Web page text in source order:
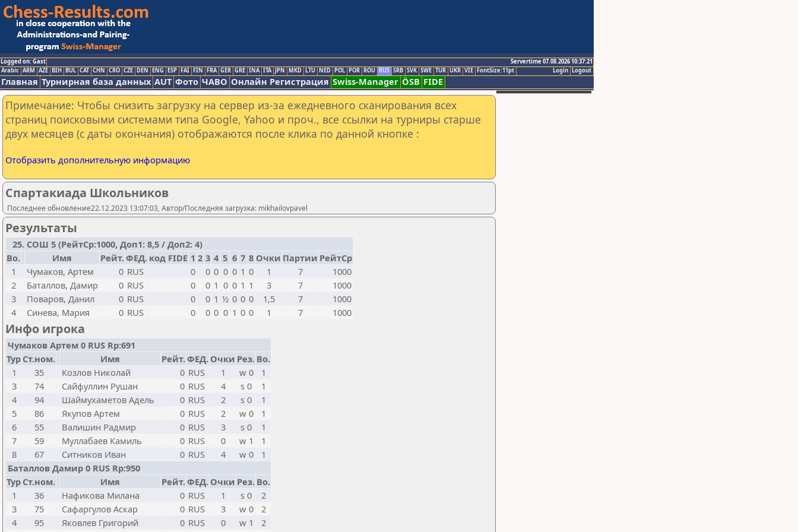
Logged on: Gast
Servertime 07.08.2026 10:37:21
Logout
Login
Arabic ARM AZE BIH BUL CAT CHN CRO CZE DEN ENG ESP FAI FIN FRA GER GRE INA ITA JPN MKD LTU NED POL POR ROU RUS SRB SVK SWE TUR UKR VIE FontSize:11pt
Главная Турнирная база данных AUT Фото ЧАВО Онлайн Регистрация Swiss-Manager ÖSB FIDE
Примечание: Чтобы снизить загрузку на сервер из-за ежедневного сканирования всех
страниц поисковыми системами типа Google, Yahoo и проч., все ссылки на турниры старше
двух месяцев (с даты окончания) отображаются после клика по данной кнопке :
Отобразить дополнительную информацию
Спартакиада Школьников
Последнее обновление22.12.2023 13:07:03, Автор/Последняя загрузка: mikhailovpavel
Результаты
25. СОШ 5 (РейтСр:1000, Доп1: 8,5 / Доп2: 4)
Bo.
Имя Рейт.ФЕД. код FIDE 1 2 3 4 5 6 7 8 Очки Партии РейтСр
1
Чумаков, Артем 0 RUS 0 0 0 0 0 1 0 1 7
1000
2
Баталлов, Дамир 0 RUS 0 0 1 0 0 1 1 3 7
1000
3
Поваров, Данил 0 RUS 0 0 1 ½ 0 0 0 1,5 7
1000
4
Синева, Мария 0 RUS 0 0 0 0 1 0 0 1 7 1000
Инфо игрока
Чумаков Артем 0 RUS Rp:691
Тур Ст.ном. Имя Рейт.ФЕД. Очки Рез. Bo.
1
35 Козлов Николай 0 RUS 1 w 0
1
3
74 Сайфуллин Рушан 0 RUS 4 s 0
1
4
94 Шаймухаметов Адель 0 RUS 2 s 0
1
5
86 Якупов Артем 0 RUS 2 w 0
1
6
55 Валишин Радмир 0 RUS 3 s 0
1
7
59 Муллабаев Камиль 0 RUS 0 w 1
1
8
67 Ситников Иван 0 RUS 4 w 0
1
Баталлов Дамир 0 RUS Rp:950
Тур Ст.ном. Имя Рейт.ФЕД. Очки Рез. Bo.
1
36 Нафикова Милана 0 RUS 1 s 0
2
3
75 Сафаргулов Аскар 0 RUS 3 w 0
2
4
95 Яковлев Григорий 0 RUS 0 w 1
2